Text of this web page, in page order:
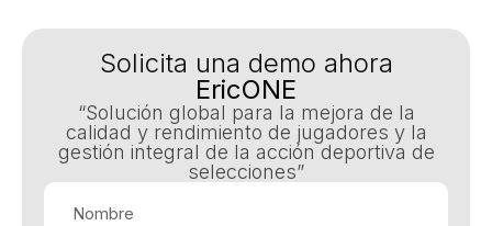
Solicita una demo ahora
EricONE
“Solución global para la mejora de la
calidad y rendimiento de jugadores y la
gestión integral de la acción deportiva de
selecciones”